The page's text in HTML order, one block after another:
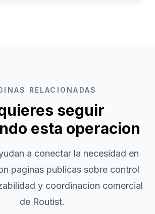
RELACIONADAS
seguir
esta operacion
a conectar la necesidad en
paginas publicas sobre control
y coordinacion comercial
de Routist.